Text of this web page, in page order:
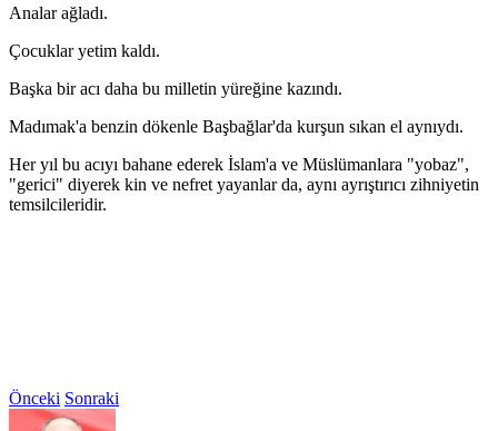
Analar ağladı.
Çocuklar yetim kaldı.
Başka bir acı daha bu milletin yüreğine kazındı.
Madımak'a benzin dökenle Başbağlar'da kurşun sıkan el aynıydı.
Her yıl bu acıyı bahane ederek İslam'a ve Müslümanlara "yobaz",
"gerici" diyerek kin ve nefret yayanlar da, aynı ayrıştırıcı zihniyetin
temsilcileridir.
Önceki Sonraki